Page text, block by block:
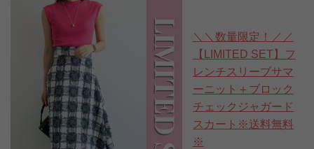
＼＼数量限定！／／
【LIMITED SET】フ
レンチスリーブサマ
ーニット＋ブロック
チェックジャガード
スカート※送料無料
※